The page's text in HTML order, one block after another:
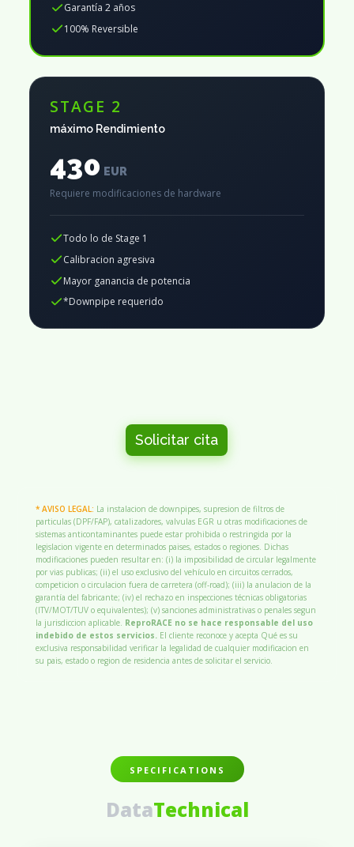
Garantía 2 años
100% Reversible
STAGE 2
máximo Rendimiento
430 EUR
Requiere modificaciones de hardware
Todo lo de Stage 1
Calibracion agresiva
Mayor ganancia de potencia
*Downpipe requerido
Solicitar cita
* AVISO LEGAL: La instalacion de downpipes, supresion de filtros de
particulas (DPF/FAP), catalizadores, valvulas EGR u otras modificaciones de
sistemas anticontaminantes puede estar prohibida o restringida por la
legislacion vigente en determinados paises, estados o regiones. Dichas
modificaciones pueden resultar en: (i) la imposibilidad de circular legalmente
por vias publicas; (ii) el uso exclusivo del vehículo en circuitos cerrados,
competicion o circulacion fuera de carretera (off-road); (iii) la anulacion de la
garantía del fabricante; (iv) el rechazo en inspecciones técnicas obligatorias
(ITV/MOT/TUV o equivalentes); (v) sanciones administrativas o penales segun
la jurisdiccion aplicable. ReproRACE no se hace responsable del uso
indebido de estos servicios. El cliente reconoce y acepta Qué es su
exclusiva responsabilidad verificar la legalidad de cualquier modificacion en
su pais, estado o region de residencia antes de solicitar el servicio.
SPECIFICATIONS
DataTechnical